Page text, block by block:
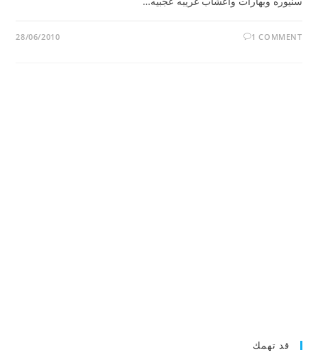
1 COMMENT
28/06/2010
قد تهمك